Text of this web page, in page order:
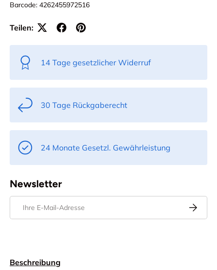
Barcode: 4262455972516
Teilen:
14 Tage gesetzlicher Widerruf
30 Tage Rückgaberecht
24 Monate Gesetzl. Gewährleistung
Newsletter
Beschreibung